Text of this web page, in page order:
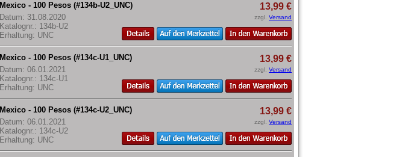
Mexico - 100 Pesos (#134b-U2_UNC)
Datum: 31.08.2020
Katalognr.: 134b-U2
Erhaltung: UNC
13,99 €
zzgl. Versand
Mexico - 100 Pesos (#134c-U1_UNC)
Datum: 06.01.2021
Katalognr.: 134c-U1
Erhaltung: UNC
13,99 €
zzgl. Versand
Mexico - 100 Pesos (#134c-U2_UNC)
Datum: 06.01.2021
Katalognr.: 134c-U2
Erhaltung: UNC
13,99 €
zzgl. Versand